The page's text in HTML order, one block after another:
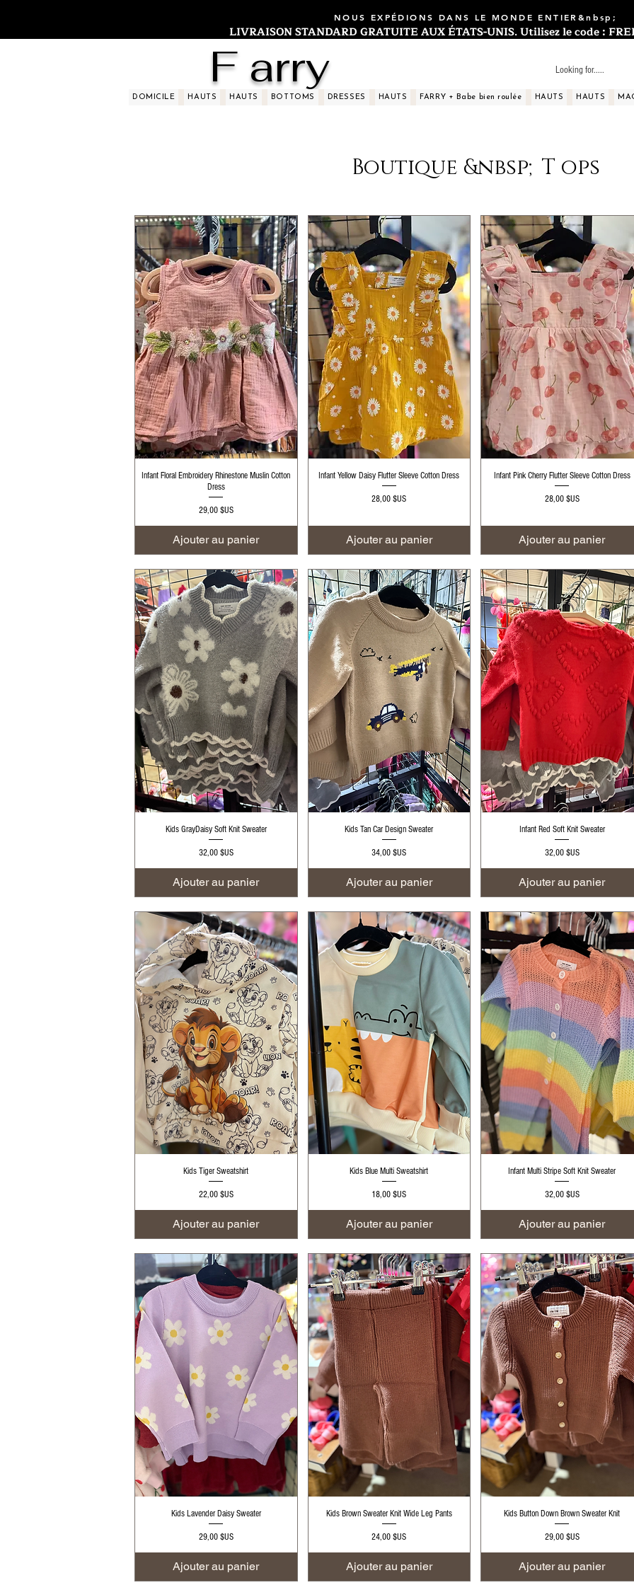
NOUS EXPÉDIONS DANS LE MONDE ENTIER&nbsp;
LIVRAISON STANDARD GRATUITE AUX ÉTATS-UNIS. Utilisez le code :
F arry
DOMICILE HAUTS HAUTS BOTTOMS DRESSES HAUTS FARRY + Babe bien roulée HAUTS HAUTS
Boutique &nbsp;T ops
Aperçu rapide
Infant Floral Embroidery Rhinestone Muslin Cotton
Dress
Prix
29,00 $US
Ajouter au panier
Aperçu rapide
Infant Yellow Daisy Flutter Sleeve Cotton Dress
Prix
28,00 $US
Ajouter au panier
Aperçu rapide
Infant Pink Cherry Flutter Sleeve Cotton Dress
Prix
28,00 $US
Ajouter au panier
Aperçu rapide
Kids GrayDaisy Soft Knit Sweater
Prix
32,00 $US
Ajouter au panier
Aperçu rapide
Kids Tan Car Design Sweater
Prix
34,00 $US
Ajouter au panier
Aperçu rapide
Infant Red Soft Knit Sweater
Prix
32,00 $US
Ajouter au panier
Aperçu rapide
Kids Tiger Sweatshirt
Prix
22,00 $US
Ajouter au panier
Aperçu rapide
Kids Blue Multi Sweatshirt
Prix
18,00 $US
Ajouter au panier
Aperçu rapide
Infant Multi Stripe Soft Knit Sweater
Prix
32,00 $US
Ajouter au panier
Aperçu rapide
Kids Lavender Daisy Sweater
Prix
29,00 $US
Ajouter au panier
Aperçu rapide
Kids Brown Sweater Knit Wide Leg Pants
Prix
24,00 $US
Ajouter au panier
Aperçu rapide
Kids Button Down Brown Sweater Knit
Prix
29,00 $US
Ajouter au panier